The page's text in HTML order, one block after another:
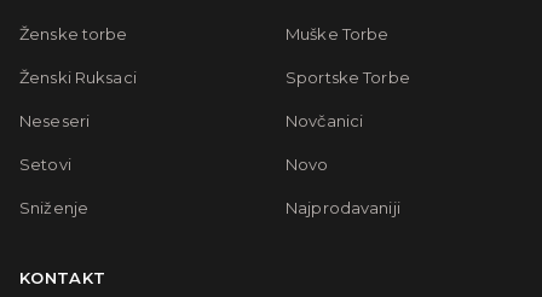
Ženske torbe Muške Torbe
Ženski Ruksaci Sportske Torbe
Neseseri Novčanici
Setovi Novo
Sniženje Najprodavaniji
KONTAKT